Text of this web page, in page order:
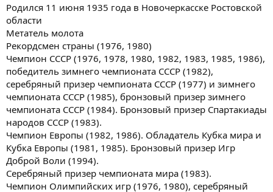
Родился 11 июня 1935 года в Новочеркасске Ростовской
области
Метатель молота
Рекордсмен страны (1976, 1980)
Чемпион СССР (1976, 1978, 1980, 1982, 1983, 1985, 1986),
победитель зимнего чемпионата СССР (1982),
серебряный призер чемпионата СССР (1977) и зимнего
чемпионата СССР (1985), бронзовый призер зимнего
чемпионата СССР (1984). Бронзовый призер Спартакиады
народов СССР (1983).
Чемпион Европы (1982, 1986). Обладатель Кубка мира и
Кубка Европы (1981, 1985). Бронзовый призер Игр
Доброй Воли (1994).
Серебряный призер чемпионата мира (1983).
Чемпион Олимпийских игр (1976, 1980), серебряный